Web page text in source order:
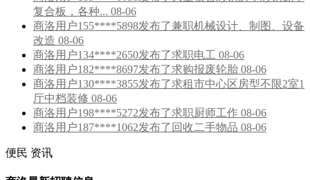
复合板，各种... 08-06
商洛用户155****5898发布了兼职机械设计、制图、设备
改造 08-06
商洛用户134****2650发布了求职电工 08-06
商洛用户182****8697发布了求购报废轮胎 08-06
商洛用户130****3855发布了求租市中心区房型不限2室1
厅中档装修 08-06
商洛用户198****5272发布了求职厨师工作 08-06
商洛用户187****1062发布了回收二手物品 08-06
便民 资讯